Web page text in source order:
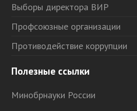
Выборы директора ВИР
Профсоюзные организации
Противодействие коррупции
Полезные ссылки
Минобрнауки России